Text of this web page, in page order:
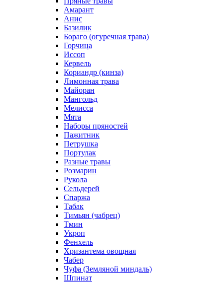
Амарант
Анис
Базилик
Бораго (огуречная трава)
Горчица
Иссоп
Кервель
Кориандр (кинза)
Лимонная трава
Майоран
Мангольд
Мелисса
Мята
Наборы пряностей
Пажитник
Петрушка
Портулак
Разные травы
Розмарин
Рукола
Сельдерей
Спаржа
Табак
Тимьян (чабрец)
Тмин
Укроп
Фенхель
Хризантема овощная
Чабер
Чуфа (Земляной миндаль)
Шпинат